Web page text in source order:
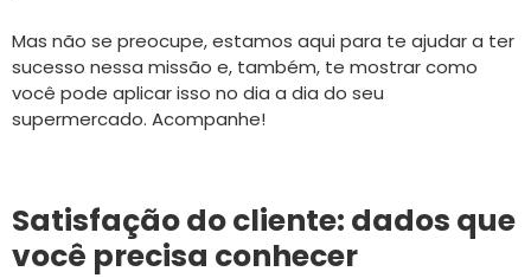
Mas não se preocupe, estamos aqui para te ajudar a ter
sucesso nessa missão e, também, te mostrar como
você pode aplicar isso no dia a dia do seu
supermercado. Acompanhe!
Satisfação do cliente: dados que
você precisa conhecer